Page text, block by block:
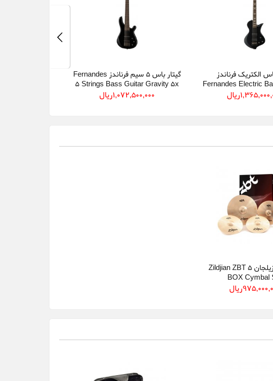
الکتریک فرناندز
Fernandes Electric
Deluxe
گیتار باس ۵ سیم فرناندز Fernandes
5 Strings Bass Guitar Gravity 5x
Black
1,072,500,000ريال
پک سنج زیلجان Zildjian ZBT 5
BOX Cymbal